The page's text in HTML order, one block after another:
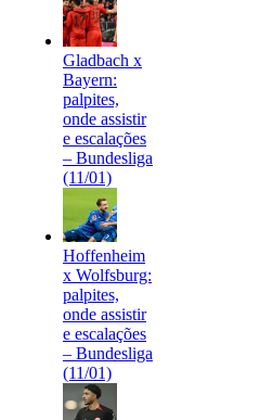
Gladbach x
Bayern:
palpites,
onde assistir
e escalações
– Bundesliga
(11/01)
Hoffenheim
x Wolfsburg:
palpites,
onde assistir
e escalações
– Bundesliga
(11/01)